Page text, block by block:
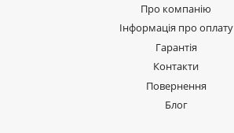
Про компанію
Інформація про оплату
Гарантія
Контакти
Повернення
Блог